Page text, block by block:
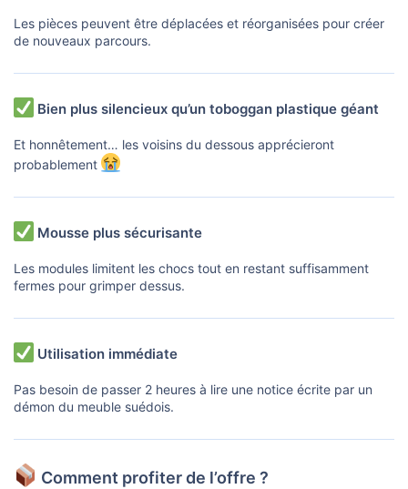
Les pièces peuvent être déplacées et réorganisées pour créer
de nouveaux parcours.
Bien plus silencieux qu’un toboggan plastique géant
Et honnêtement… les voisins du dessous apprécieront
probablement
Mousse plus sécurisante
Les modules limitent les chocs tout en restant suffisamment
fermes pour grimper dessus.
Utilisation immédiate
Pas besoin de passer 2 heures à lire une notice écrite par un
démon du meuble suédois.
Comment profiter de l’offre ?